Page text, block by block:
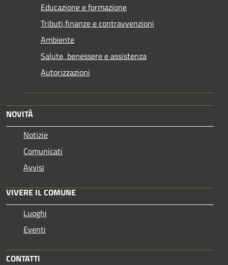
Educazione e formazione
Tributi,finanze e contravvenzioni
Ambiente
Salute, benessere e assistenza
Autorizzazioni
NOVITÀ
Notizie
Comunicati
Avvisi
VIVERE IL COMUNE
Luoghi
Eventi
CONTATTI